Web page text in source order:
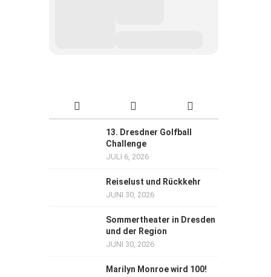
13. Dresdner Golfball
Challenge
JULI 6, 2026
Reiselust und Rückkehr
JUNI 30, 2026
Sommertheater in Dresden
und der Region
JUNI 30, 2026
Marilyn Monroe wird 100!